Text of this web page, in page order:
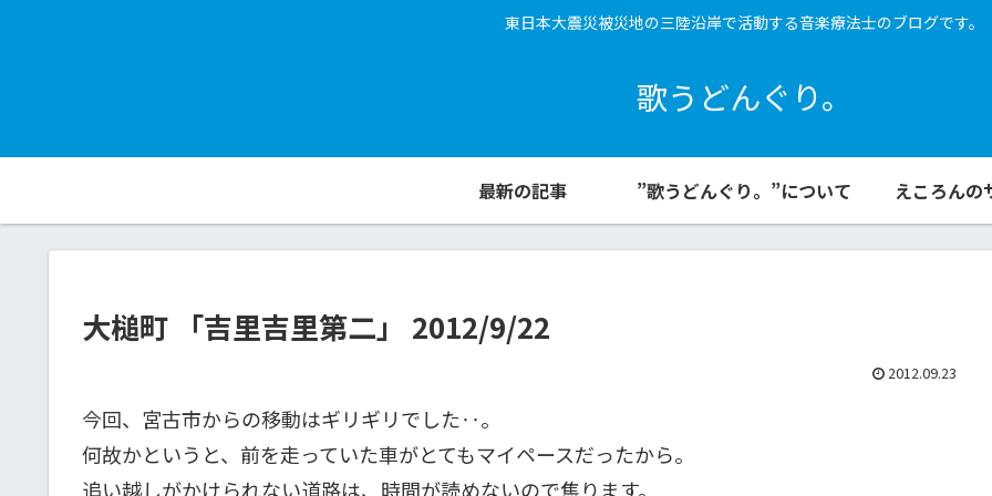
東日本大震災被災地の三陸沿岸で活動する音楽療法士のブログです。
歌うどんぐり。
最新の記事 ”歌うどんぐり。”について えころんの
大槌町 「吉里吉里第二」 2012/9/22
2012.09.23
今回、宮古市からの移動はギリギリでした‥。
何故かというと、前を走っていた車がとてもマイペースだったから。
追い越しがかけられない道路は、時間が読めないので焦ります。